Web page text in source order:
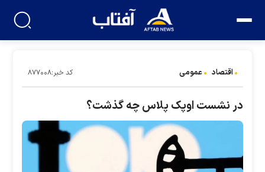
اقتصاد عمومی کد خبر:۸۷۷۰۰۸
در نشست اوپک پلاس چه گذشت؟